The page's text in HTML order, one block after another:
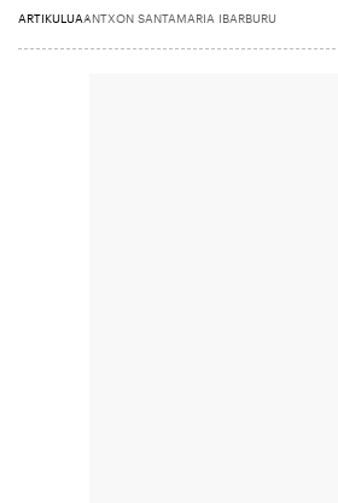
ARTIKULUAANTXON SANTAMARIA IBARBURU